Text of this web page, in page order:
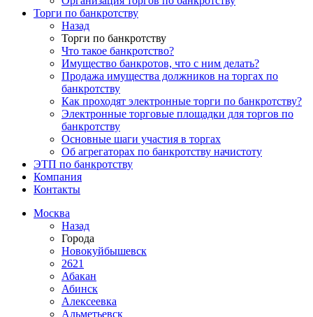
Торги по банкротству
Назад
Торги по банкротству
Что такое банкротство?
Имущество банкротов, что с ним делать?
Продажа имущества должников на торгах по
банкротству
Как проходят электронные торги по банкротству?
Электронные торговые площадки для торгов по
банкротству
Основные шаги участия в торгах
Об агрегаторах по банкротству начистоту
ЭТП по банкротству
Компания
Контакты
Москва
Назад
Города
Новокуйбышевск
2621
Абакан
Абинск
Алексеевка
Альметьевск